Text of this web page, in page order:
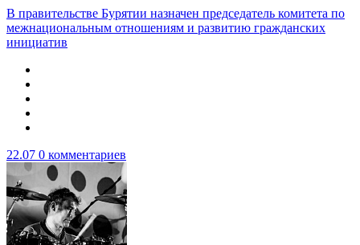
В правительстве Бурятии назначен председатель комитета по
межнациональным отношениям и развитию гражданских
инициатив
22.07 0 комментариев